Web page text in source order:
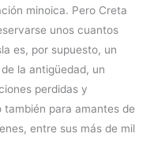
minoica. Pero Creta
unos cuantos
es, por supuesto, un
la antigüedad, un
perdidas y
para amantes de
entre sus más de mil